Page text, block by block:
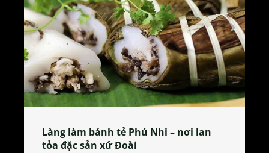
Làng làm bánh tẻ Phú Nhi – nơi lan
tỏa đặc sản xứ Đoài